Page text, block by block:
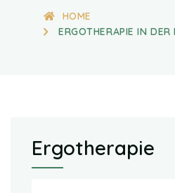
HOME
ERGOTHERAPIE IN DER
Ergotherapie